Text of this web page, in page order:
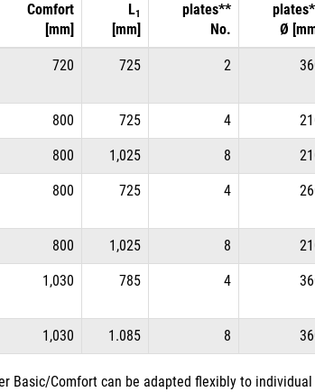
Comfort
[mm]
L1
[mm]
plates**
No.
Ø
720 725 2
800 725 4
800 1,025 8
800 725 4
800 1,025 8
1,030 785 4
1,030 1.085 8
Basic/Comfort can be adapted flexibly to